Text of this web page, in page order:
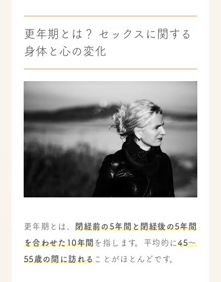
更年期とは？ セックスに関する
身体と心の変化
更年期とは、閉経前の5年間と閉経後の5年間
を合わせた10年間 を指します。平均的に45～
55歳の間に訪れる ことがほとんどです。